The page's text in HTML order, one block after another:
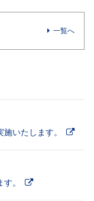
一覧へ
いたします。
。